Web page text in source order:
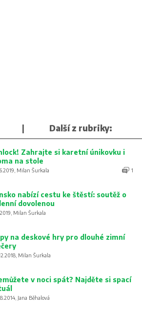
| Další z rubriky:
Zahrajte si karetní únikovku i
na stole
Milan Šurkala 1
nabízí cestu ke štěstí: soutěž o
dovolenou
Milan Šurkala
na deskové hry pro dlouhé zimní
Milan Šurkala
v noci spát? Najděte si spací
Jana Běhalová